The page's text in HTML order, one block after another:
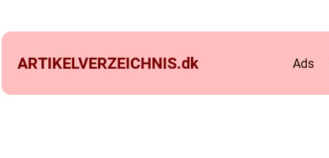
ARTIKELVERZEICHNIS.dk Ads